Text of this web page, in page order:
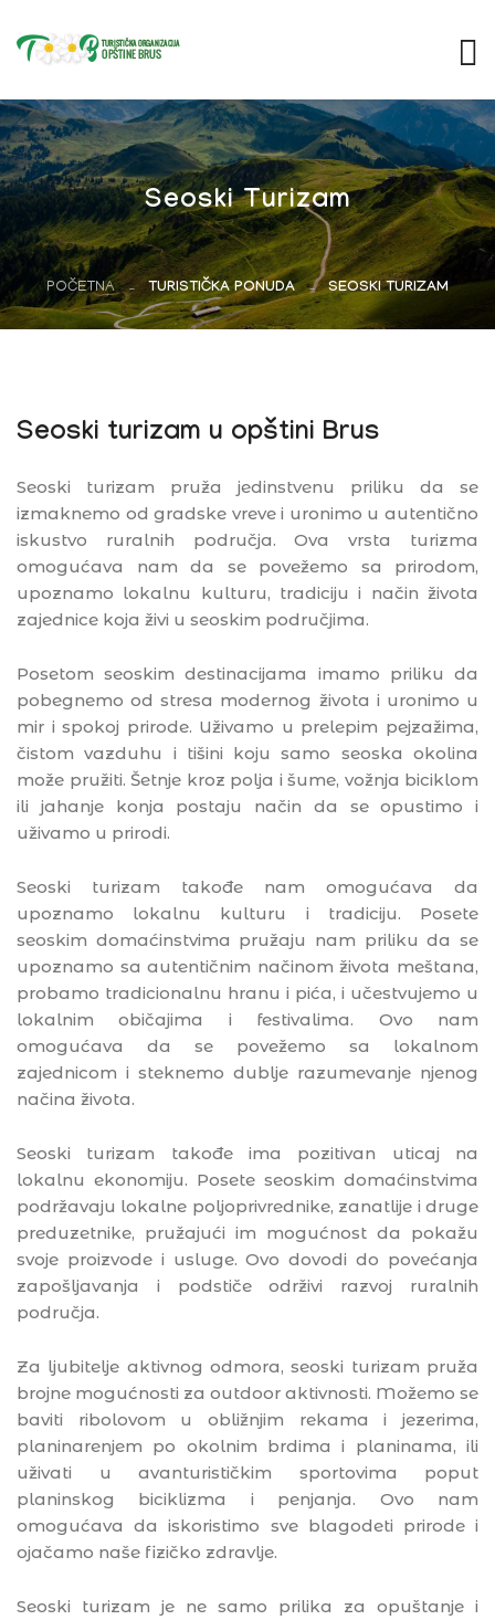
Seoski Turizam
POČETNA TURISTIČKA PONUDA SEOSKI TURIZAM
Seoski turizam u opštini Brus
Seoski turizam pruža jedinstvenu priliku da se
izmaknemo od gradske vreve i uronimo u autentično
iskustvo ruralnih područja. Ova vrsta turizma
omogućava nam da se povežemo sa prirodom,
upoznamo lokalnu kulturu, tradiciju i način života
zajednice koja živi u seoskim područjima.
Posetom seoskim destinacijama imamo priliku da
pobegnemo od stresa modernog života i uronimo u
mir i spokoj prirode. Uživamo u prelepim pejzažima,
čistom vazduhu i tišini koju samo seoska okolina
može pružiti. Šetnje kroz polja i šume, vožnja biciklom
ili jahanje konja postaju način da se opustimo i
uživamo u prirodi.
Seoski turizam takođe nam omogućava da
upoznamo lokalnu kulturu i tradiciju. Posete
seoskim domaćinstvima pružaju nam priliku da se
upoznamo sa autentičnim načinom života meštana,
probamo tradicionalnu hranu i pića, i učestvujemo u
lokalnim običajima i festivalima. Ovo nam
omogućava da se povežemo sa lokalnom
zajednicom i steknemo dublje razumevanje njenog
načina života.
Seoski turizam takođe ima pozitivan uticaj na
lokalnu ekonomiju. Posete seoskim domaćinstvima
podržavaju lokalne poljoprivrednike, zanatlije i druge
preduzetnike, pružajući im mogućnost da pokažu
svoje proizvode i usluge. Ovo dovodi do povećanja
zapošljavanja i podstiče održivi razvoj ruralnih
područja.
Za ljubitelje aktivnog odmora, seoski turizam pruža
brojne mogućnosti za outdoor aktivnosti. Možemo se
baviti ribolovom u obližnjim rekama i jezerima,
planinarenjem po okolnim brdima i planinama, ili
uživati u avanturističkim sportovima poput
planinskog biciklizma i penjanja. Ovo nam
omogućava da iskoristimo sve blagodeti prirode i
ojačamo naše fizičko zdravlje.
Seoski turizam je ne samo prilika za opuštanje i